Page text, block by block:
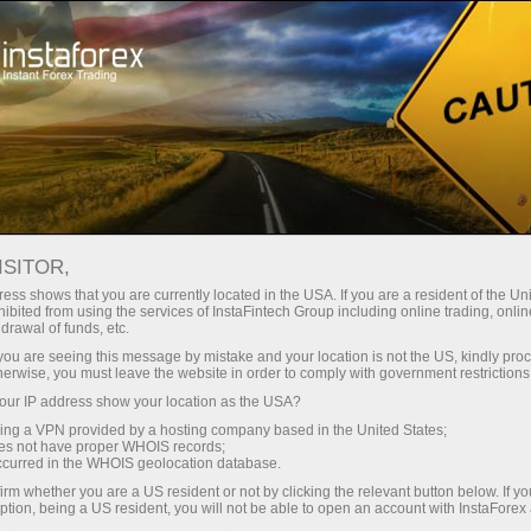
З InstaForex ви отримуєте доступ
можливостей: кредитне плече до
1:5000, одні з найкращих
спредів та комісій на ринку, а
також привабливі умови для
торгівлі акціями та індексами
Мінімальні спреди - максимум
Бонус 30% на кожен депозит
Швидкість
у трейдингу і на трасі
shows that you are currently located in the USA. If you are a resident of the
from using the services of InstaFintech Group including online trading,
of funds, etc.
are seeing this message by mistake and your location is not the US, kindly
you must leave the website in order to comply with government
IP address show your location as the USA?
a VPN provided by a hosting company based in the United States;
not have proper WHOIS records;
in the WHOIS geolocation database.
whether you are a US resident or not by clicking the relevant button below. If
being a US resident, you will not be able to open an account with InstaForex